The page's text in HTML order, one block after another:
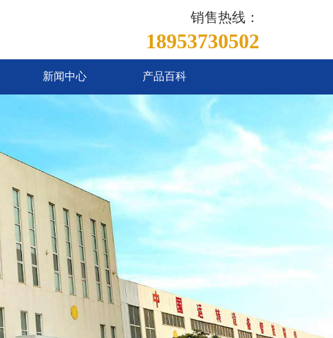
销售热线：
18953730502
新闻中心 产品百科